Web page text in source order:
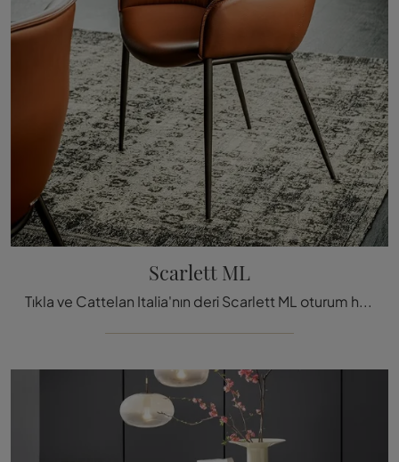
Scarlett ML
Tıkla ve Cattelan Italia'nın deri Scarlett ML oturum hakkında bilgi al: en orijinal modern sabit sandalyeler seni bekliyor.